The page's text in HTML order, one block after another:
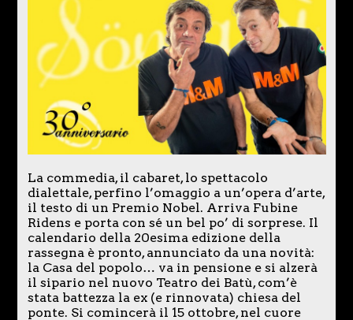
La commedia, il cabaret, lo spettacolo
dialettale, perfino l’omaggio a un’opera d’arte,
il testo di un Premio Nobel. Arriva Fubine
Ridens e porta con sé un bel po’ di sorprese. Il
calendario della 20esima edizione della
rassegna è pronto, annunciato da una novità:
la Casa del popolo… va in pensione e si alzerà
il sipario nel nuovo Teatro dei Batù, com’è
stata battezza la ex (e rinnovata) chiesa del
ponte. Si comincerà il 15 ottobre, nel cuore